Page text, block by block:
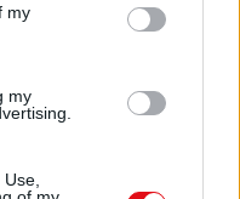
my
my
Decreto N°
informe
en el fondo,
desarrollo y